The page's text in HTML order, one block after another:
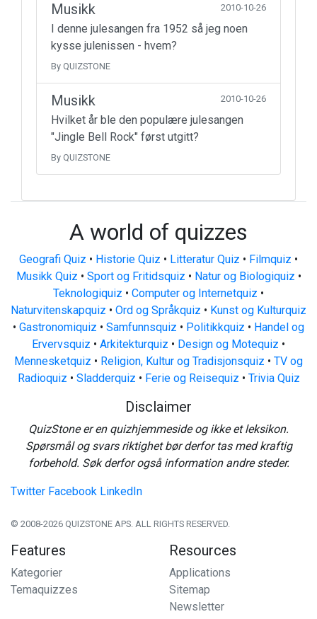
Musikk 2010-10-26
I denne julesangen fra 1952 så jeg noen
kysse julenissen - hvem?
By QUIZSTONE
Musikk 2010-10-26
Hvilket år ble den populære julesangen
"Jingle Bell Rock" først utgitt?
By QUIZSTONE
A world of quizzes
Geografi Quiz • Historie Quiz • Litteratur Quiz • Filmquiz •
Musikk Quiz • Sport og Fritidsquiz • Natur og Biologiquiz •
Teknologiquiz • Computer og Internetquiz •
Naturvitenskapquiz • Ord og Språkquiz • Kunst og Kulturquiz
• Gastronomiquiz • Samfunnsquiz • Politikkquiz • Handel og
Ervervsquiz • Arkitekturquiz • Design og Motequiz •
Mennesketquiz • Religion, Kultur og Tradisjonsquiz • TV og
Radioquiz • Sladderquiz • Ferie og Reisequiz • Trivia Quiz
Disclaimer
QuizStone er en quizhjemmeside og ikke et leksikon.
Spørsmål og svars riktighet bør derfor tas med kraftig
forbehold. Søk derfor også information andre steder.
Twitter Facebook LinkedIn
© 2008-2026 QUIZSTONE APS. ALL RIGHTS RESERVED.
Features
Kategorier
Temaquizzes
Resources
Applications
Sitemap
Newsletter